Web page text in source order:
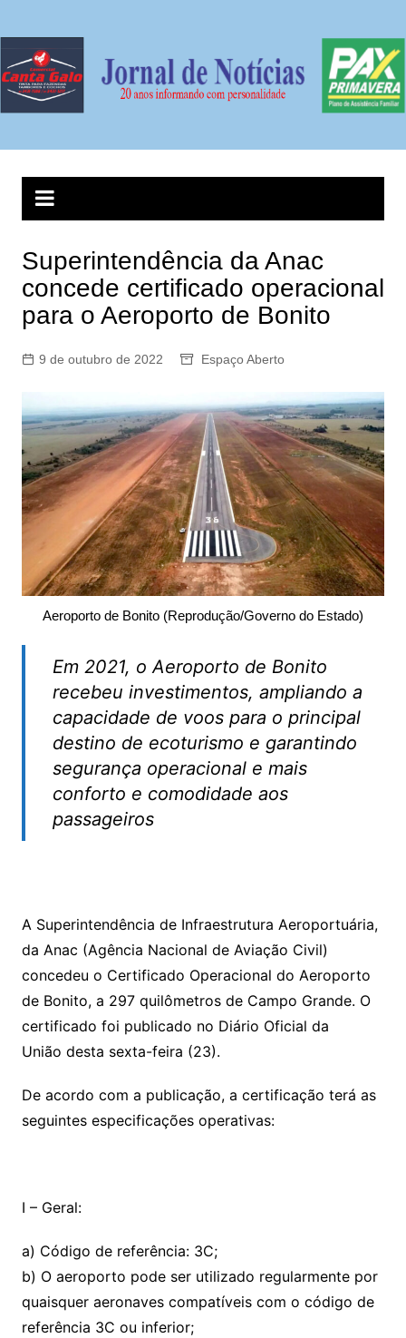
conteúdo
Superintendência da Anac
concede certificado operacional
para o Aeroporto de Bonito
9 de outubro de 2022 Espaço Aberto
Aeroporto de Bonito (Reprodução/Governo do Estado)
Em 2021, o Aeroporto de Bonito
recebeu investimentos, ampliando a
capacidade de voos para o principal
destino de ecoturismo e garantindo
segurança operacional e mais
conforto e comodidade aos
passageiros
A Superintendência de Infraestrutura Aeroportuária,
da Anac (Agência Nacional de Aviação Civil)
concedeu o Certificado Operacional do Aeroporto
de Bonito, a 297 quilômetros de Campo Grande. O
certificado foi publicado no Diário Oficial da
União desta sexta-feira (23).
De acordo com a publicação, a certificação terá as
seguintes especificações operativas:
I – Geral:
a) Código de referência: 3C;
b) O aeroporto pode ser utilizado regularmente por
quaisquer aeronaves compatíveis com o código de
referência 3C ou inferior;